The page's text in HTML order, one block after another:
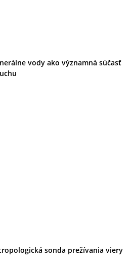
vody ako významná súčasť
sonda prežívania viery